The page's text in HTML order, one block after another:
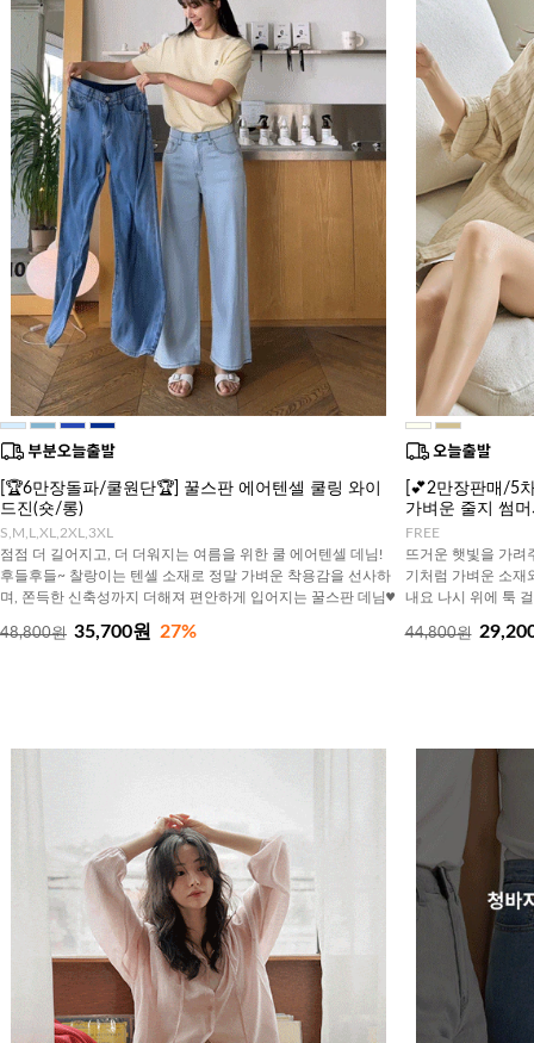
[🏆6만장돌파/쿨원단🏆] 꿀스판 에어텐셀 쿨링 와이
드진(숏/롱)
S,M,L,XL,2XL,3XL
점점 더 길어지고, 더 더워지는 여름을 위한 쿨 에어텐셀 데님!
후들후들~ 찰랑이는 텐셀 소재로 정말 가벼운 착용감을 선사하
며, 쫀득한 신축성까지 더해져 편안하게 입어지는 꿀스판 데님♥
48,800원 35,700원 27%
[💕2만장판매/5
가벼운 줄지 썸
FREE
뜨거운 햇빛을 가려
기처럼 가벼운 소재
내요 나시 위에 툭
44,800원